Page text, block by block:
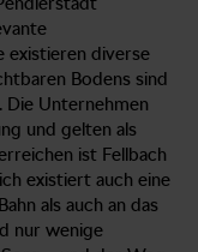
existieren diverse
Bodens sind
Die Unternehmen
und gelten als
ist Fellbach
existiert auch eine
als auch an das
nur wenige